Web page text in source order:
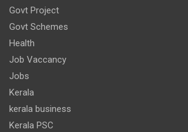
Govt Project
Govt Schemes
Health
Job Vaccancy
Jobs
Kerala
kerala business
Kerala PSC